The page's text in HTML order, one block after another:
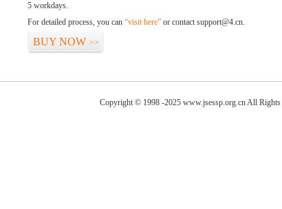
5 workdays.
For detailed process, you can “visit here” or contact support@4.cn.
BUY NOW >>
Copyright © 1998 -2025 www.jsessp.org.cn All Rights